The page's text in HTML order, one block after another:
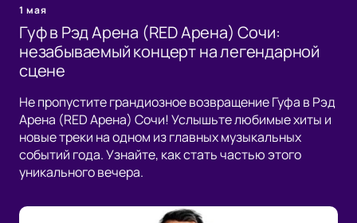
1 мая
Гуф в Рэд Арена (RED Арена) Сочи:
незабываемый концерт на легендарной
сцене
Не пропустите грандиозное возвращение Гуфа в Рэд
Арена (RED Арена) Сочи! Услышьте любимые хиты и
новые треки на одном из главных музыкальных
событий года. Узнайте, как стать частью этого
уникального вечера.